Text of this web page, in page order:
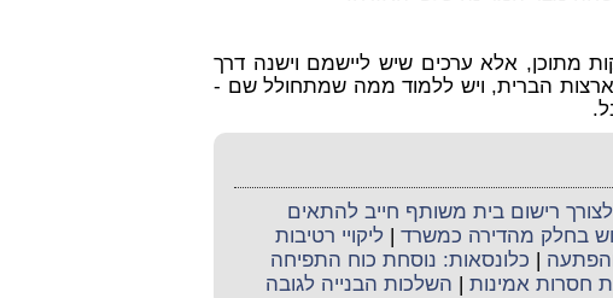
מתוכן, אלא ערכים שיש ליישמם וישנה דרך
הברית, ויש ללמוד ממה שמתחולל שם -
רישום בית משותף חייב להתאים
בחלק מהדירה כמשרד | ליקויי רטיבות
| כלונסאות: נוסחת כוח התפיחה
חסרות אמינות | השלכות הבנייה לגובה